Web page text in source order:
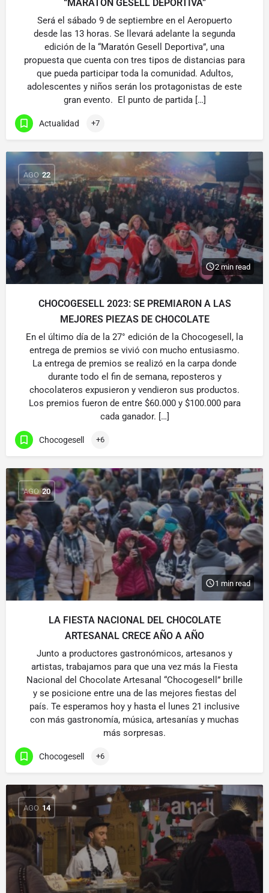
“MARATÓN GESELL DEPORTIVA”
Será el sábado 9 de septiembre en el Aeropuerto
desde las 13 horas. Se llevará adelante la segunda
edición de la “Maratón Gesell Deportiva”, una
propuesta que cuenta con tres tipos de distancias para
que pueda participar toda la comunidad. Adultos,
adolescentes y niños serán los protagonistas de este
gran evento. El punto de partida […]
Actualidad +7
AGO 22
2 min read
CHOCOGESELL 2023: SE PREMIARON A LAS
MEJORES PIEZAS DE CHOCOLATE
En el último día de la 27° edición de la Chocogesell, la
entrega de premios se vivió con mucho entusiasmo.
La entrega de premios se realizó en la carpa donde
durante todo el fin de semana, reposteros y
chocolateros expusieron y vendieron sus productos.
Los premios fueron de entre $60.000 y $100.000 para
cada ganador. […]
Chocogesell +6
AGO 20
1 min read
LA FIESTA NACIONAL DEL CHOCOLATE
ARTESANAL CRECE AÑO A AÑO
Junto a productores gastronómicos, artesanos y
artistas, trabajamos para que una vez más la Fiesta
Nacional del Chocolate Artesanal “Chocogesell” brille
y se posicione entre una de las mejores fiestas del
país. Te esperamos hoy y hasta el lunes 21 inclusive
con más gastronomía, música, artesanías y muchas
más sorpresas.
Chocogesell +6
AGO 14